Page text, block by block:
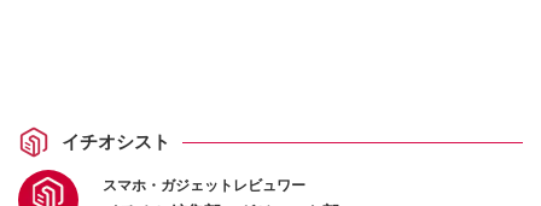
イチオシスト
スマホ・ガジェットレビュワー